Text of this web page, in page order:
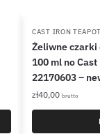
CAST IRON
Żeliwne czarki
100 ml no
22170603 –
zł40,00 brutto